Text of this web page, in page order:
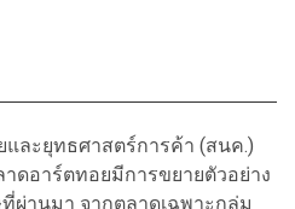
ละยุทธศาสตร์การค้า (สนค.)
ดอาร์ตทอยมีการขยายตัวอย่าง
ผ่านมา จากตลาดเฉพาะกลุ่ม